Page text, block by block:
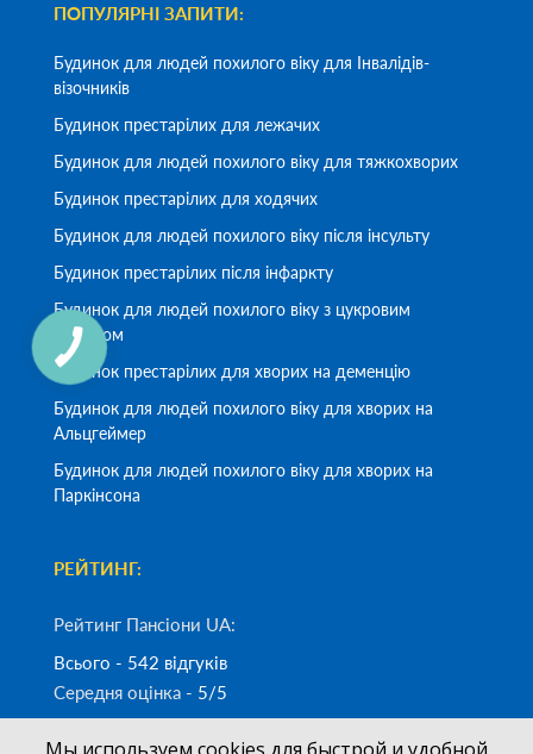
ПОПУЛЯРНІ ЗАПИТИ:
Будинок для людей похилого віку для Інвалідів-
візочників
Будинок престарілих для лежачих
Будинок для людей похилого віку для тяжкохворих
Будинок престарілих для ходячих
Будинок для людей похилого віку після інсульту
Будинок престарілих після інфаркту
Будинок для людей похилого віку з цукровим
діабетом
Будинок престарілих для хворих на деменцію
Будинок для людей похилого віку для хворих на
Альцгеймер
Будинок для людей похилого віку для хворих на
Паркінсона
РЕЙТИНГ:
Рейтинг Пансіони UA:
Всього - 542 відгуків
Середня оцінка - 5/5